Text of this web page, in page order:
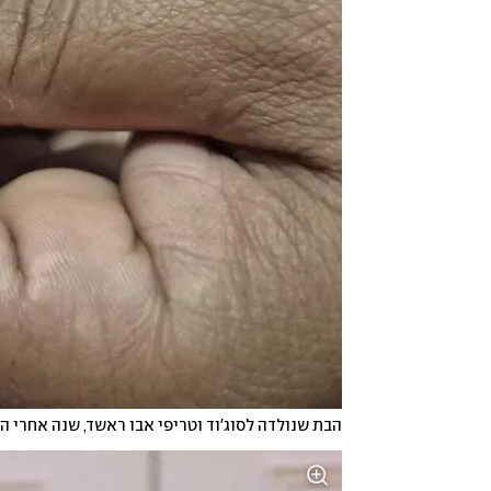
הבת שנולדה לסוג'וד וטריפי אבו ראשד, שנה אחרי